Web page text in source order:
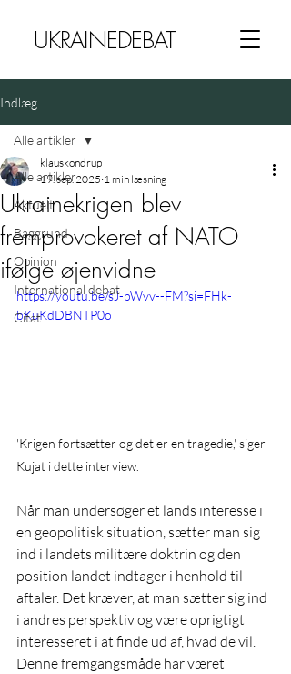
UKRAINEDEBAT
Indlæg
Alle artikler
Aktuelt
Baggrund
Opinion
International debat
Citat
Alle artikler
Ukrainekrigen blev
fremprovokeret af NATO
ifølge øjenvidne
klauskondrup
19. sep. 2025 1 min læsning
https://youtu.be/sJ-pWvv--FM?si=FHk-
bKuKdDBNTP0o
'Krigen fortsætter og det er en tragedie,' siger
Kujat i dette interview.
Når man undersøger et lands interesse i
en geopolitisk situation, sætter man sig
ind i landets militære doktrin og den
position landet indtager i henhold til
aftaler. Det kræver, at man sætter sig ind
i andres perspektiv og være oprigtigt
interesseret i at finde ud af, hvad de vil.
Denne fremgangsmåde har været